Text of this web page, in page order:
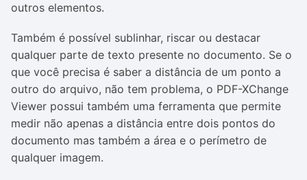
outros elementos.
Também é possível sublinhar, riscar ou destacar
qualquer parte de texto presente no documento. Se o
que você precisa é saber a distância de um ponto a
outro do arquivo, não tem problema, o PDF-XChange
Viewer possui também uma ferramenta que permite
medir não apenas a distância entre dois pontos do
documento mas também a área e o perímetro de
qualquer imagem.